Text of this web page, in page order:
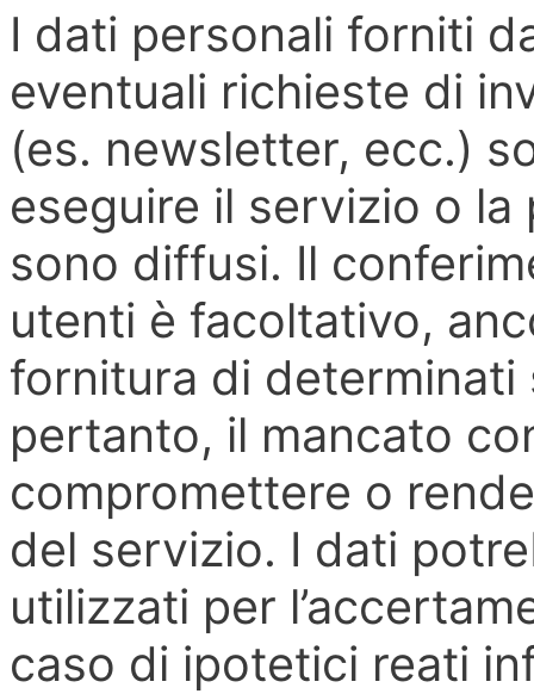
I dati personali forniti
eventuali richieste di
(es. newsletter, ecc.)
eseguire il servizio o
sono diffusi. Il
utenti è facoltativo,
fornitura di
pertanto, il mancato
compromettere o
del servizio. I dati
utilizzati per
caso di ipotetici reati